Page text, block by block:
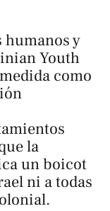
humanos y
Youth
como
la
un boicot
ni a todas